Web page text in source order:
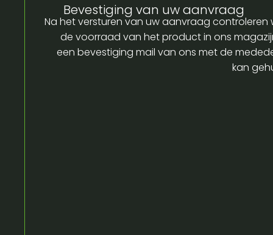
Bevestiging van uw aanvraag
Na het versturen van uw aanvraag controleren
de voorraad van het product in ons
een bevestiging mail van ons met de
kan